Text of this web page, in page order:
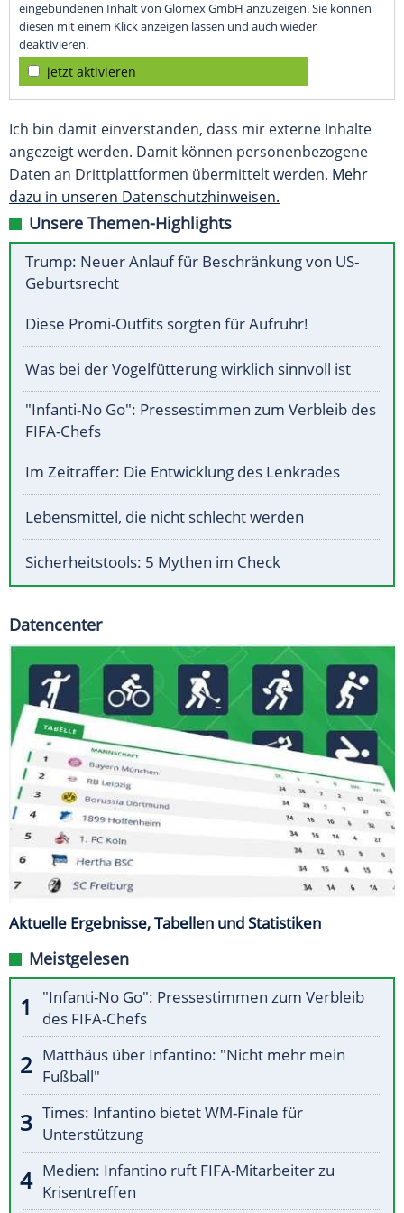
eingebundenen Inhalt von Glomex GmbH anzuzeigen. Sie können
diesen mit einem Klick anzeigen lassen und auch wieder
deaktivieren.
jetzt aktivieren
Ich bin damit einverstanden, dass mir externe Inhalte
angezeigt werden. Damit können personenbezogene
Daten an Drittplattformen übermittelt werden. Mehr
dazu in unseren Datenschutzhinweisen.
Unsere Themen-Highlights
Trump: Neuer Anlauf für Beschränkung von US-
Geburtsrecht
Diese Promi-Outfits sorgten für Aufruhr!
Was bei der Vogelfütterung wirklich sinnvoll ist
"Infanti-No Go": Pressestimmen zum Verbleib des
FIFA-Chefs
Im Zeitraffer: Die Entwicklung des Lenkrades
Lebensmittel, die nicht schlecht werden
Sicherheitstools: 5 Mythen im Check
Datencenter
Aktuelle Ergebnisse, Tabellen und Statistiken
Meistgelesen
"Infanti-No Go": Pressestimmen zum Verbleib
des FIFA-Chefs
Matthäus über Infantino: "Nicht mehr mein
Fußball"
Times: Infantino bietet WM-Finale für
Unterstützung
Medien: Infantino ruft FIFA-Mitarbeiter zu
Krisentreffen